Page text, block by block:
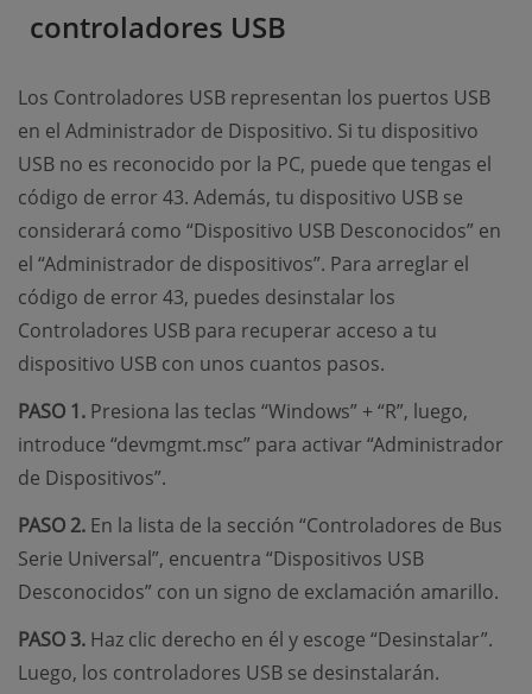
controladores USB
Los Controladores USB representan los puertos USB
en el Administrador de Dispositivo. Si tu dispositivo
USB no es reconocido por la PC, puede que tengas el
código de error 43. Además, tu dispositivo USB se
considerará como “Dispositivo USB Desconocidos” en
el “Administrador de dispositivos”. Para arreglar el
código de error 43, puedes desinstalar los
Controladores USB para recuperar acceso a tu
dispositivo USB con unos cuantos pasos.
PASO 1. Presiona las teclas “Windows” + “R”, luego,
introduce “devmgmt.msc” para activar “Administrador
de Dispositivos”.
PASO 2. En la lista de la sección “Controladores de Bus
Serie Universal”, encuentra “Dispositivos USB
Desconocidos” con un signo de exclamación amarillo.
PASO 3. Haz clic derecho en él y escoge “Desinstalar”.
Luego, los controladores USB se desinstalarán.